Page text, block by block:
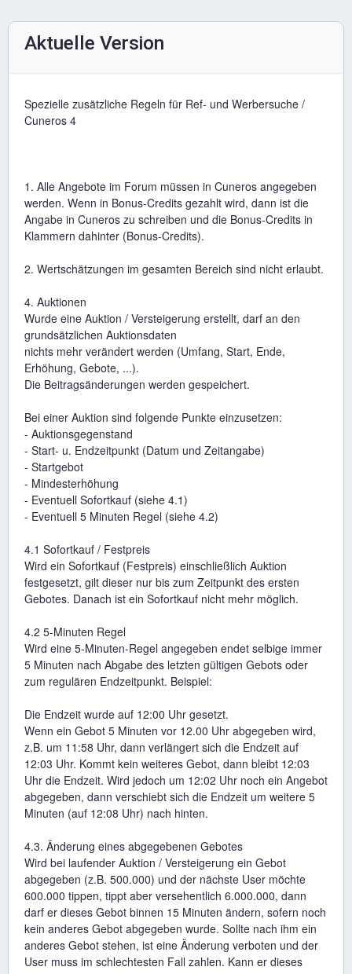
Aktuelle Version
Spezielle zusätzliche Regeln für Ref- und Werbersuche /
Cuneros 4
1. Alle Angebote im Forum müssen in Cuneros angegeben
werden. Wenn in Bonus-Credits gezahlt wird, dann ist die
Angabe in Cuneros zu schreiben und die Bonus-Credits in
Klammern dahinter (Bonus-Credits).
2. Wertschätzungen im gesamten Bereich sind nicht erlaubt.
4. Auktionen
Wurde eine Auktion / Versteigerung erstellt, darf an den
grundsätzlichen Auktionsdaten
nichts mehr verändert werden (Umfang, Start, Ende,
Erhöhung, Gebote, ...).
Die Beitragsänderungen werden gespeichert.
Bei einer Auktion sind folgende Punkte einzusetzen:
- Auktionsgegenstand
- Start- u. Endzeitpunkt (Datum und Zeitangabe)
- Startgebot
- Mindesterhöhung
- Eventuell Sofortkauf (siehe 4.1)
- Eventuell 5 Minuten Regel (siehe 4.2)
4.1 Sofortkauf / Festpreis
Wird ein Sofortkauf (Festpreis) einschließlich Auktion
festgesetzt, gilt dieser nur bis zum Zeitpunkt des ersten
Gebotes. Danach ist ein Sofortkauf nicht mehr möglich.
4.2 5-Minuten Regel
Wird eine 5-Minuten-Regel angegeben endet selbige immer
5 Minuten nach Abgabe des letzten gültigen Gebots oder
zum regulären Endzeitpunkt. Beispiel:
Die Endzeit wurde auf 12:00 Uhr gesetzt.
Wenn ein Gebot 5 Minuten vor 12.00 Uhr abgegeben wird,
z.B. um 11:58 Uhr, dann verlängert sich die Endzeit auf
12:03 Uhr. Kommt kein weiteres Gebot, dann bleibt 12:03
Uhr die Endzeit. Wird jedoch um 12:02 Uhr noch ein Angebot
abgegeben, dann verschiebt sich die Endzeit um weitere 5
Minuten (auf 12:08 Uhr) nach hinten.
4.3. Änderung eines abgegebenen Gebotes
Wird bei laufender Auktion / Versteigerung ein Gebot
abgegeben (z.B. 500.000) und der nächste User möchte
600.000 tippen, tippt aber versehentlich 6.000.000, dann
darf er dieses Gebot binnen 15 Minuten ändern, sofern noch
kein anderes Gebot abgegeben wurde. Sollte nach ihm ein
anderes Gebot stehen, ist eine Änderung verboten und der
User muss im schlechtesten Fall zahlen. Kann er dieses